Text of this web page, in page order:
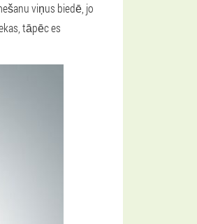
viņus biedē, jo
tāpēc es